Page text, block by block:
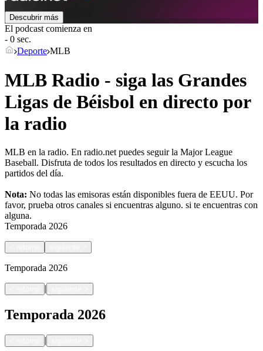
Descubrir más
El podcast comienza en
- 0 sec.
Deporte MLB
MLB Radio - siga las Grandes
Ligas de Béisbol en directo por
la radio
MLB en la radio. En radio.net puedes seguir la Major League
Baseball. Disfruta de todos los resultados en directo y escucha los
partidos del día.
Nota: No todas las emisoras están disponibles fuera de EEUU. Por
favor, prueba otros canales si encuentras alguno. si te encuentras con
alguna.
Temporada 2026
Temporada 2026
|
Temporada 2026
|